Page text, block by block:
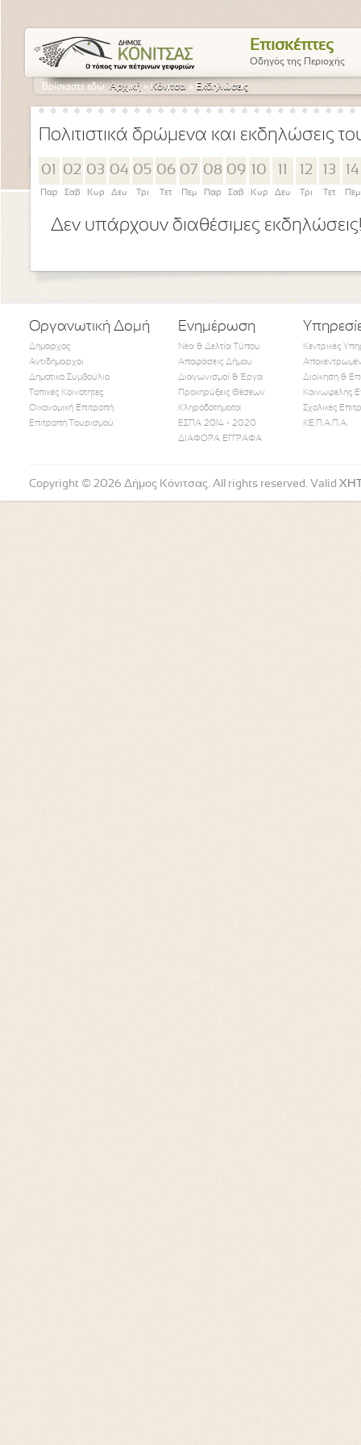
Επισκέπτες
Οδηγός της Περιοχής
Βρίσκεστε εδώ:Αρχική » Κόνιτσα » Εκδηλώσεις
Πολιτιστικά δρώμενα και εκδηλώσεις
01
Παρ
02
Σαβ
03
Κυρ
04
Δευ
05
Τρι
06
Τετ
07
Πεμ
08
Παρ
09
Σαβ
10
Κυρ Δευ
12
Τρι
13
Τετ
14
Πεμ
Δεν υπάρχουν διαθέσιμες
Οργανωτική Δομή
Δήμαρχος
Αντιδήμαρχοι
Δημοτικό Συμβούλιο
Τοπικές Κοινότητες
Οικονομική Επιτροπή
Επιτροπή Τουρισμού
Ενημέρωση
Νέα & Δελτία Τύπου
Αποφάσεις Δήμου
Διαγωνισμοί & Έργα
Προκηρύξεις Θέσεων
Κληροδοτήματα
ΕΣΠΑ 2014 - 2020
ΔΙΑΦΟΡΑ ΕΓΓΡΑΦΑ
Κεντρικές
Διοίκηση &
Κοινωφελής
Σχολικές
ΚΕ.Π.Α.Π.Α.
Follow Us
Copyright © 2026 Δήμος Κόνιτσας. All rights reserved. Valid